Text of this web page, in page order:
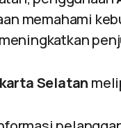
memahami
Selatan